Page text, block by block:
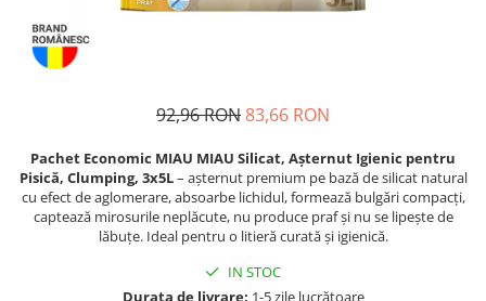
Vitamine Câini
Perii & Piepteni
Accesorii Câini
Culcușuri & Saltele Câini
Cuști și Genți
Zgărzi, Lese & Hamuri
Jucării Câini
Perii & Piepteni Pisici
Accesorii Pisici
Cuști & Genți Pisici
Litiere Pisici
Jucării Pisici
Zgărzi & Hamuri
92,96 RON83,66 RON
Pachet Economic MIAU MIAU Silicat, Așternut Igienic pentru
Pisică, Clumping, 3x5L– așternut premium pe bază de silicat natural
cu efect de aglomerare, absoarbe lichidul, formează bulgări compacți,
captează mirosurile neplăcute, nu produce praf și nu se lipește de
lăbuțe. Ideal pentru o litieră curată și igienică.
IN STOC
Durata de livrare: 1-5 zile lucrătoare